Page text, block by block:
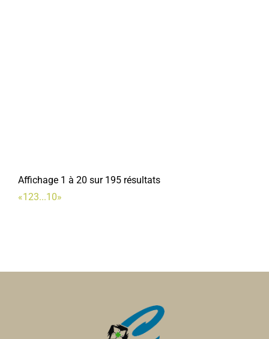
Affichage 1 à 20 sur 195 résultats
«123...10»